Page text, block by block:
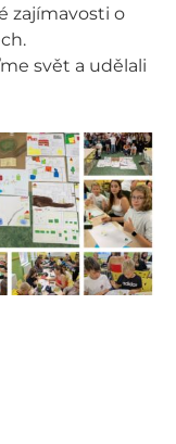
zajímavosti o
svět a udělali